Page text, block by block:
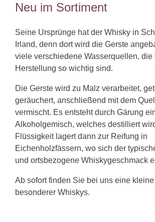
Neu im Sortiment
Seine Ursprünge hat der Whisky in
Irland, denn dort wird die Gerste
viele verschiedene Wasserquellen, die
Herstellung so wichtig sind.
Die Gerste wird zu Malz verarbeitet,
geräuchert, anschließend mit dem
vermischt. Es entsteht durch Gärung
Alkoholgemisch, welches destilliert
Flüssigkeit lagert dann zur Reifung in
Eichenholzfässern, wo sich der
und ortsbezogene Whiskygeschmack
Ab sofort finden Sie bei uns eine kleine
besonderer Whiskys.